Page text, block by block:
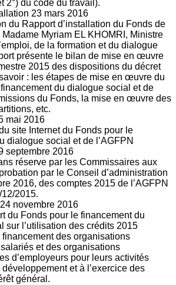
2°) du code du travail).
23 mars 2016
du Rapport d’installation du Fonds de
Myriam EL KHOMRI, Ministre
de la formation et du dialogue
présente le bilan de mise en œuvre
2015 des dispositions du décret
: les étapes de mise en œuvre du
du dialogue social et de
du Fonds, la mise en œuvre des
etc.
mai 2016
site Internet du Fonds pour le
dialogue social et de l’AGFPN
septembre 2016
réserve par les Commissaires aux
par le Conseil d’administration
2016, des comptes 2015 de l’AGFPN
2015.
24 novembre 2016
du Fonds pour le financement du
sur l’utilisation des crédits 2015
des organisations
et des organisations
d’employeurs pour leurs activités
et à l’exercice des
général.